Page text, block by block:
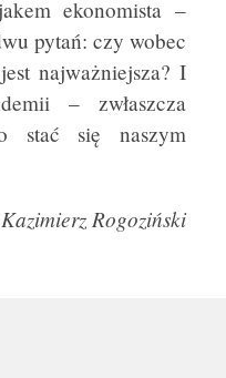
ekonomista –
pytań: czy wobec
najważniejsza? I
– zwłaszcza
stać się naszym
Kazimierz Rogoziński